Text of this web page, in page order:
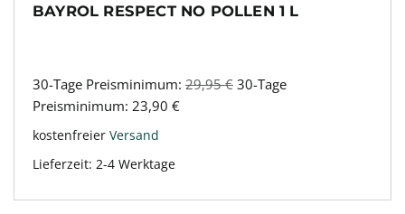
BAYROL RESPECT NO POLLEN 1 L
30-Tage Preisminimum: 29,95€ 30-Tage
Preisminimum: 23,90 €
kostenfreier Versand
Lieferzeit: 2-4 Werktage